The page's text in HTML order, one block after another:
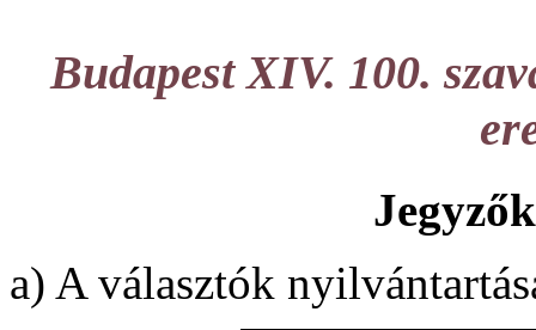
Budapest XIV. 100.
a) A választók